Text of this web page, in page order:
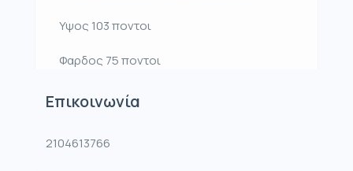
Υψος 103 ποντοι
Φαρδος 75 ποντοι
Επικοινωνία
2104613766